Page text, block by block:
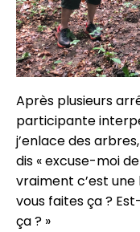
Après plusieurs
participante
j’enlace des
dis « excuse-moi
vraiment c’est
vous faites ça ?
ça ? »